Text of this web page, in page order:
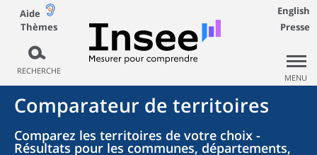
Aide
Thèmes
RECHERCHE
English
Presse
MENU
Comparateur de territoires
Comparez les territoires de votre choix -
Résultats pour les communes, départements,